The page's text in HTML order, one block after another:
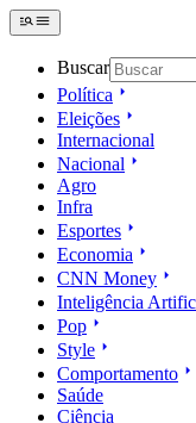
Buscar
Política
Eleições
Internacional
Nacional
Agro
Infra
Esportes
Economia
CNN Money
Inteligência
Pop
Style
Comportamento
Saúde
Ciência